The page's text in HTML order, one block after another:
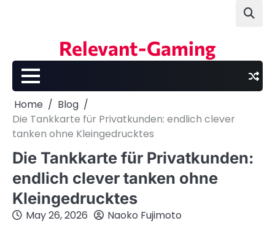
Relevant-Gaming
Home
Blog
Die Tankkarte für Privatkunden: endlich clever
tanken ohne Kleingedrucktes
Die Tankkarte für Privatkunden:
endlich clever tanken ohne
Kleingedrucktes
May 26, 2026 Naoko Fujimoto